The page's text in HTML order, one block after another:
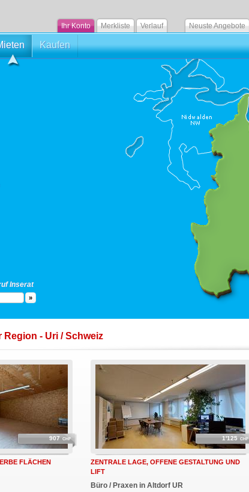
Ihr Konto Merkliste Verlauf Neuste Angebote
Kaufen
Inserat
- Uri / Schweiz
907 CHF
FLÄCHEN
1'125 CHF
ZENTRALE LAGE, OFFENE GESTALTUNG UND
LIFT
Büro / Praxen in Altdorf UR